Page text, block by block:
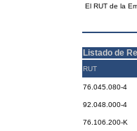
El RUT de la
Listado de
RUT
76.045.080-4
92.048.000-4
76.106.200-K